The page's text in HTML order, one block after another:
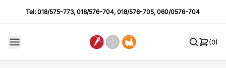
Tel:018/575-773,018/576-704,018/576-705,060/0576-704
(0)